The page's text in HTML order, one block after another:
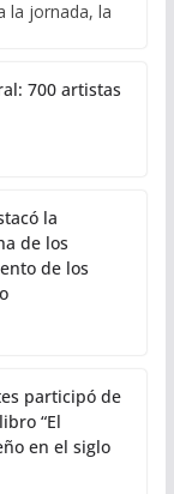
la jornada, la
700 artistas
la
de los
de los
participó de
“El
en el siglo